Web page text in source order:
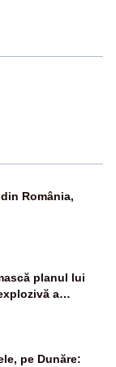
România,
planul lui
a
PLUS
pe Dunăre: